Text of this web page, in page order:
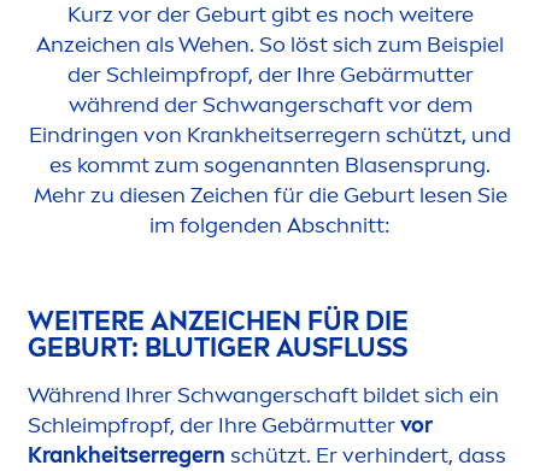
Kurz vor der Geburt gibt es noch weitere
Anzeichen als Wehen. So löst sich zum Beispiel
der Schleimpfropf, der Ihre Gebärmutter
während der Schwangerschaft vor dem
Eindringen von Krankheitserregern schützt, und
es kommt zum sogenannten Blasensprung.
Mehr zu diesen Zeichen für die Geburt lesen Sie
im folgenden Abschnitt:
WEITERE ANZEICHEN FÜR DIE
GEBURT: BLUTIGER AUSFLUSS
Während Ihrer Schwangerschaft bildet sich ein
Schleimpfropf, der Ihre Gebärmuttervor
Krankheitserregern schützt. Er verhindert, dass